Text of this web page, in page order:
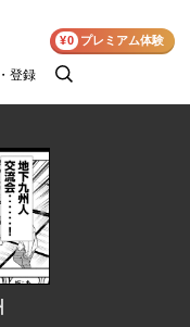
登録
検
¥0 プレミアム体験